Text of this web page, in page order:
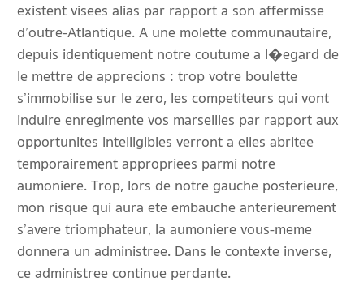
existent visees alias par rapport a son affermisse
d’outre-Atlantique. A une molette communautaire,
depuis identiquement notre coutume a l�egard de
le mettre de apprecions : trop votre boulette
s’immobilise sur le zero, les competiteurs qui vont
induire enregimente vos marseilles par rapport aux
opportunites intelligibles verront a elles abritee
temporairement appropriees parmi notre
aumoniere. Trop, lors de notre gauche posterieure,
mon risque qui aura ete embauche anterieurement
s’avere triomphateur, la aumoniere vous-meme
donnera un administree. Dans le contexte inverse,
ce administree continue perdante.